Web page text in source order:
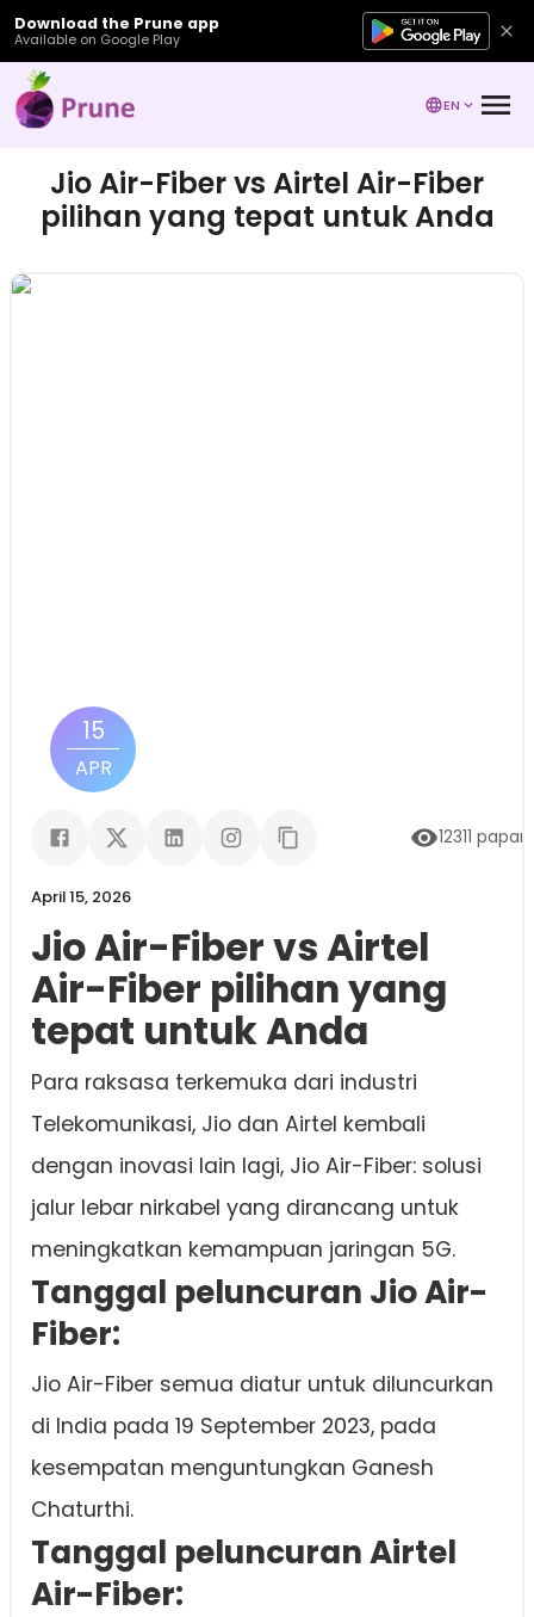
Download the Prune app
Available on Google Play
EN
Jio Air-Fiber vs Airtel Air-Fiber
pilihan yang tepat untuk Anda
15
APR
12311
April 15, 2026
Jio Air-Fiber vs Airtel
Air-Fiber pilihan yang
tepat untuk Anda
Para raksasa terkemuka dari industri
Telekomunikasi, Jio dan Airtel kembali
dengan inovasi lain lagi, Jio Air-Fiber: solusi
jalur lebar nirkabel yang dirancang untuk
meningkatkan kemampuan jaringan 5G.
Tanggal peluncuran Jio Air-
Fiber:
Jio Air-Fiber semua diatur untuk diluncurkan
di India pada 19 September 2023, pada
kesempatan menguntungkan Ganesh
Chaturthi.
Tanggal peluncuran Airtel
Air-Fiber: